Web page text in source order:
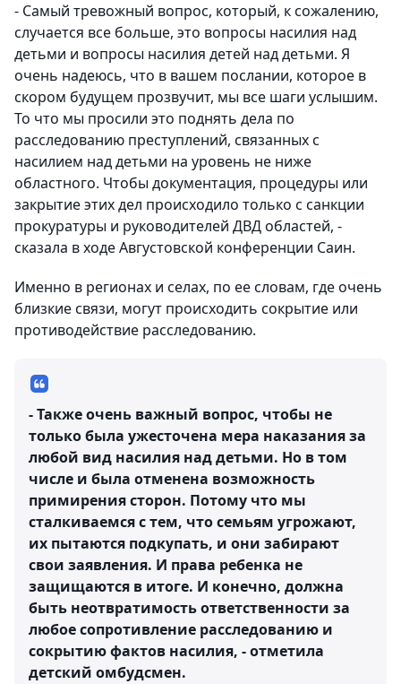
- Самый тревожный вопрос, который, к сожалению,
случается все больше, это вопросы насилия над
детьми и вопросы насилия детей над детьми. Я
очень надеюсь, что в вашем послании, которое в
скором будущем прозвучит, мы все шаги услышим.
То что мы просили это поднять дела по
расследованию преступлений, связанных с
насилием над детьми на уровень не ниже
областного. Чтобы документация, процедуры или
закрытие этих дел происходило только с санкции
прокуратуры и руководителей ДВД областей, -
сказала в ходе Августовской конференции Саин.
Именно в регионах и селах, по ее словам, где очень
близкие связи, могут происходить сокрытие или
противодействие расследованию.
- Также очень важный вопрос, чтобы не
только была ужесточена мера наказания за
любой вид насилия над детьми. Но в том
числе и была отменена возможность
примирения сторон. Потому что мы
сталкиваемся с тем, что семьям угрожают,
их пытаются подкупать, и они забирают
свои заявления. И права ребенка не
защищаются в итоге. И конечно, должна
быть неотвратимость ответственности за
любое сопротивление расследованию и
сокрытию фактов насилия, - отметила
детский омбудсмен.